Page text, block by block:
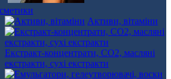
Активи, вітаміни
Екстракт-концентрати, СО2, масляні
екстракти, сухі екстракти